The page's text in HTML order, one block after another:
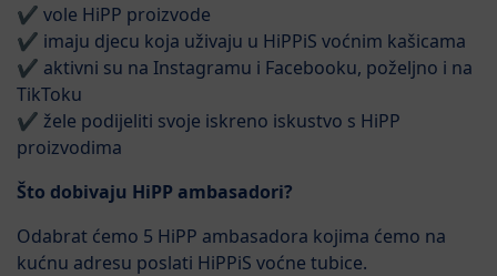
✔️ vole HiPP proizvode
✔️ imaju djecu koja uživaju u HiPPiS voćnim kašicama
✔️ aktivni su na Instagramu i Facebooku, poželjno i na
TikToku
✔️ žele podijeliti svoje iskreno iskustvo s HiPP
proizvodima
Što dobivaju HiPP ambasadori?
Odabrat ćemo 5 HiPP ambasadora kojima ćemo na
kućnu adresu poslati HiPPiS voćne tubice.